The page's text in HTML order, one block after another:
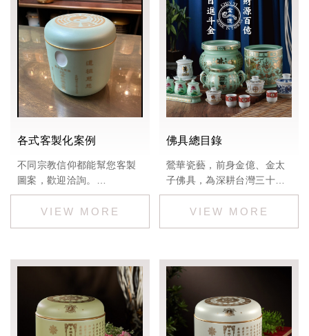
各式客製化案例
不同宗教信仰都能幫您客製
圖案，歡迎洽詢。
定價：依圖案報價
佛具總目錄
鶯華瓷藝，前身金億、金太
子佛具，為深耕台灣三十餘
年的陶瓷工廠，嚴選日本高
嶺土製作精緻佛具，日進斗
金，財源百億。
批發歡迎洽詢：02-2678-
9261，Line：@168cgqfb